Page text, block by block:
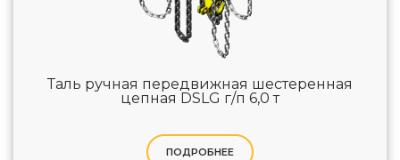
Таль ручная передвижная шестеренная
цепная DSLG г/п 6,0 т
ПОДРОБНЕЕ